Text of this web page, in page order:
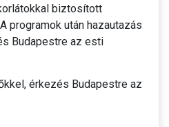
biztosított
programok után hazautazás
Budapestre az esti
érkezés Budapestre az